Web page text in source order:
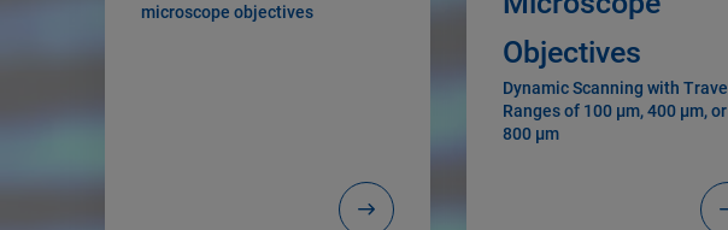
microscope objectives
Objectives
Dynamic Scanning with Travel
Ranges of 100 µm, 400 µm, or
800 µm